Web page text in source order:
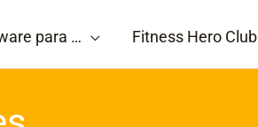
para … Fitness Hero Club